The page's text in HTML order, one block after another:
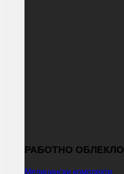
РАБОТНО ОБЛЕКЛО
Медицински комплекти